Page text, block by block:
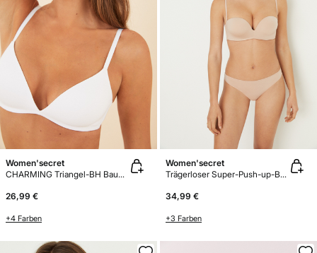
Women'secret
CHARMING Triangel-BH Baumwolle Weiß
26,99 €
+4 Farben
Women'secret
Trägerloser Super-Push-up-BH SUPERB Mikfrofaser
34,99 €
+3 Farben